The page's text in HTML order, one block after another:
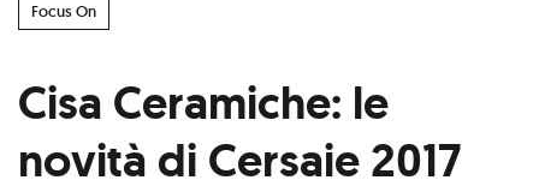
Focus On
Cisa Ceramiche: le
novità di Cersaie 2017